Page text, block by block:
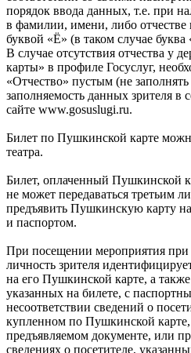
порядок ввода данных, т.е. при
в фамилии, имени, либо отчестве
буквой «Ё» (в таком случае
В случае отсутствия отчества у
карты» в профиле Госуслуг,
«Отчество» пустым (не
заполняемость данных зрителя в
сайте www.gosuslugi.ru.
Билет по Пушкинской карте
театра.
Билет, оплаченный Пушкинской
не может передаваться третьим
предъявить Пушкинскую карту
и паспортом.
При посещении мероприятия при
личность зрителя
на его Пушкинской карте, а
указанных на билете, с
несоответствии сведений о
купленном по Пушкинской
предъявляемом документе, или
сведениях о посетителе,